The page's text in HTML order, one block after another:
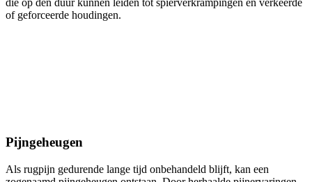
die op den duur kunnen leiden tot spierverkrampingen en verkeerde
of geforceerde houdingen.
Pijngeheugen
Als rugpijn gedurende lange tijd onbehandeld blijft, kan een